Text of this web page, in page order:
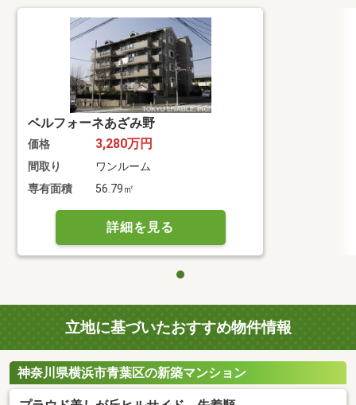
ベルフォーネあざみ野
価格 3,280万円
間取り
ワンルーム
専有面積
56.79㎡
詳細を見る
立地に基づいたおすすめ物件情報
神奈川県横浜市青葉区の新築マンション